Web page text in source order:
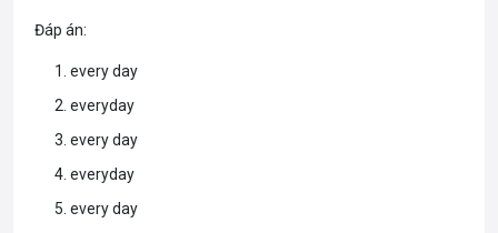
Đáp án:
every day
everyday
every day
everyday
every day